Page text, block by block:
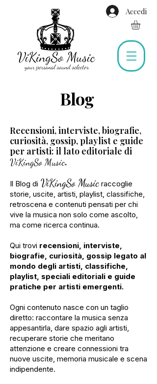
Accedi
Blog
Recensioni, interviste, biografie,
curiosità, gossip, playlist e guide
per artisti: il lato editoriale di
ViKingSo Music.
Il Blog di ViKingSo Musicraccoglie
storie, uscite, artisti, playlist, classifiche,
retroscena e contenuti pensati per chi
vive la musica non solo come ascolto,
ma come ricerca continua.
Qui trovi recensioni, interviste,
biografie, curiosità, gossip legato al
mondo degli artisti, classifiche,
playlist, speciali editoriali e guide
pratiche per artisti emergenti.
Ogni contenuto nasce con un taglio
diretto: raccontare la musica senza
appesantirla, dare spazio agli artisti,
recuperare storie che meritano
attenzione e creare connessioni tra
nuove uscite, memoria musicale e scena
indipendente.